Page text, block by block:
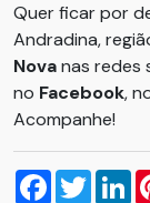
Quer ficar por
Andradina,
Novanas redes
no Facebook,
Acompanhe!
Facebook
Twitter